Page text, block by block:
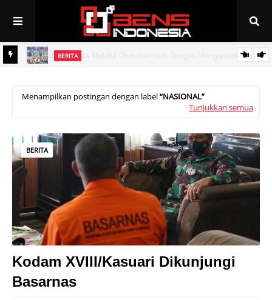
BERITA
Menampilkan postingan dengan label NASIONAL
Tunjukkan semua
BERITA
Kodam XVIII/Kasuari Dikunjungi
Basarnas